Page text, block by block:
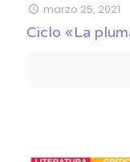
marzo 25, 2021
Ciclo «La